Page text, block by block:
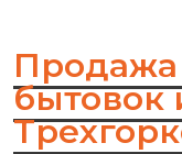
Продажа
бытовок